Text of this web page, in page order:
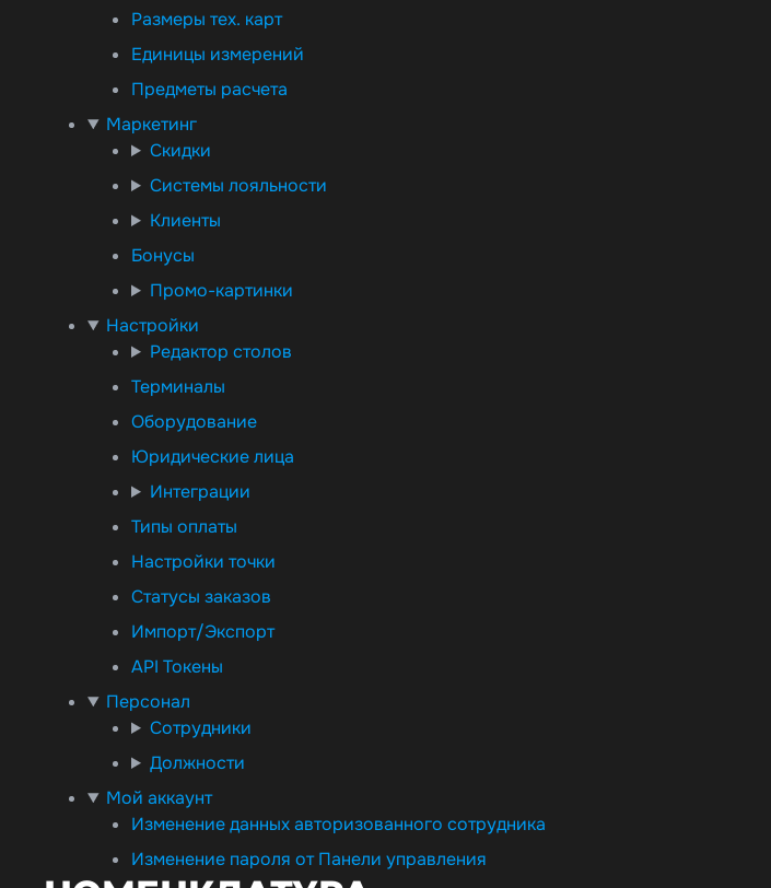
Размеры тех. карт
Единицы измерений
Предметы расчета
Маркетинг
Скидки
Системы лояльности
Клиенты
Бонусы
Промо-картинки
Настройки
Редактор столов
Терминалы
Оборудование
Юридические лица
Интеграции
Типы оплаты
Настройки точки
Статусы заказов
Импорт/Экспорт
API Токены
Персонал
Сотрудники
Должности
Мой аккаунт
Изменение данных авторизованного сотрудника
Изменение пароля от Панели управления